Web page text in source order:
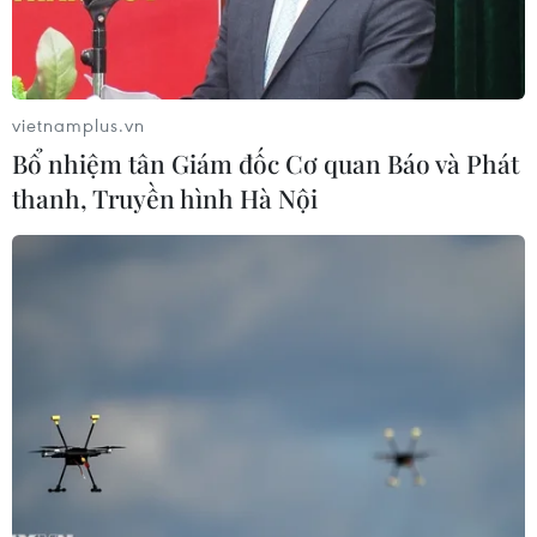
cuộc khởi kiện.
Giải quyết chính sách bảo hiểm xã hội cho người lao động.
vietnamplus.vn
Bổ nhiệm tân Giám đốc Cơ quan Báo và Phát
thanh, Truyền hình Hà Nội